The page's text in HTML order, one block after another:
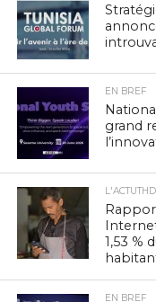
EN BREF
grand
L'ACTUTHD
1,53 %
EN BREF